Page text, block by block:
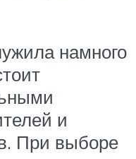
намного
и
При выборе